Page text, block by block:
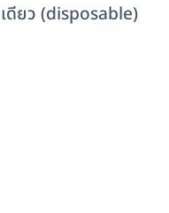
ดียว (disposable)